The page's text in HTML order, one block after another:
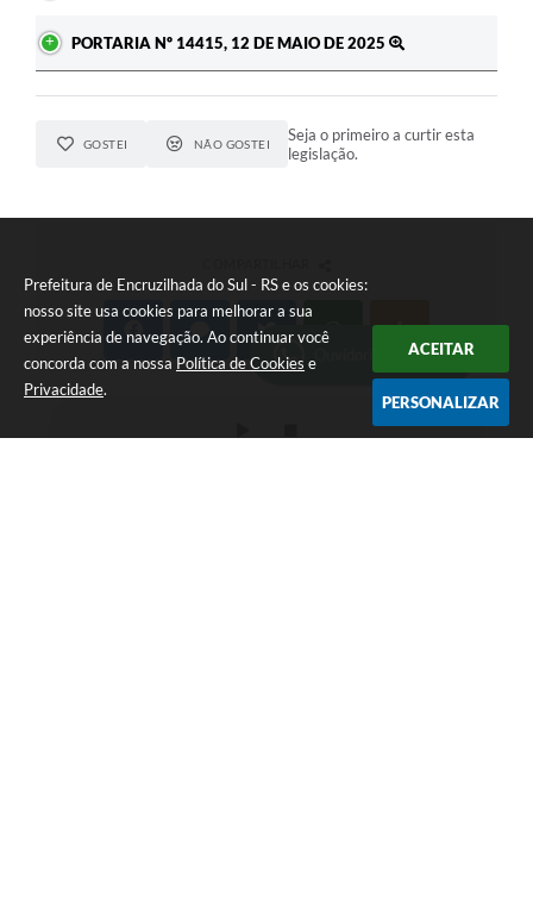
Prefeitura de Encruzilhada do Sul - RS e os cookies:
nosso site usa cookies para melhorar a sua
experiência de navegação. Ao continuar você
concorda com a nossa Política de Cookies e
Privacidade.
ACEITAR
PERSONALIZAR
PORTARIA Nº 14415, 12 DE MAIO DE 2025
GOSTEI NÃO GOSTEI
Seja o primeiro a curtir esta
legislação.
Ouvidoria Municipal